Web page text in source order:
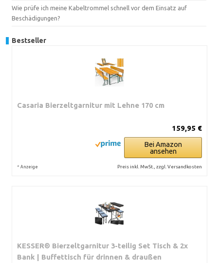
Wie prüfe ich meine Kabeltrommel schnell vor dem Einsatz auf
Beschädigungen?
Bestseller
Casaria Bierzeltgarnitur mit Lehne 170 cm
159,95 €
Bei Amazon
ansehen
* Anzeige Preis inkl. MwSt., zzgl. Versandkosten
KESSER® Bierzeltgarnitur 3-teilig Set Tisch & 2x
Bank | Buffettisch für drinnen & draußen